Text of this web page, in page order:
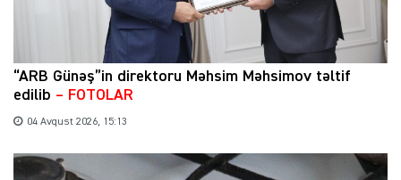
“ARB Günəş”in direktoru Məhsim Məhsimov təltif
edilib – FOTOLAR
04 Avqust 2026, 15:13